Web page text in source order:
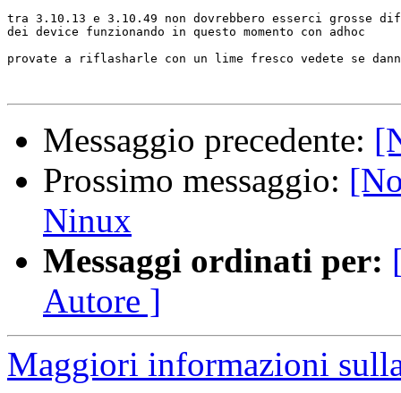
tra 3.10.13 e 3.10.49 non dovrebbero esserci grosse
dei device funzionando in questo momento con adhoc
provate a riflasharle con un lime fresco vedete se
Messaggio precedente:
Prossimo messaggio:
Ninux
Messaggi ordinati per:
Autore ]
Maggiori informazioni